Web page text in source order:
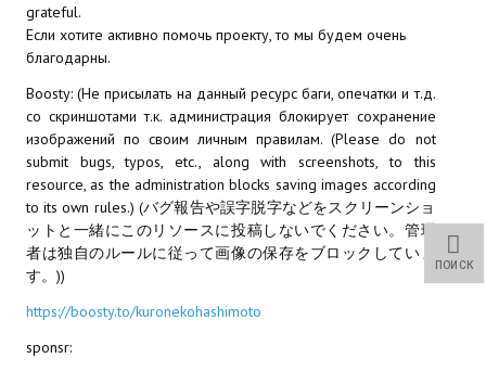
Apella CBBE SSE BodySlide (with Physics)
Apella 2.0 CBBE SSE BodySlide (with Physics)
Kitana CBBE SSE BodySlide (with Physics)
Nekomimi
New Light Skyrim SE
SB Corset Armor CBBE SSE BodySlide (with Physics)
Wedding Wear CBBE SSE BodySlide (with Physics)
Работы Тестера 55
grateful.
Если хотите активно помочь проекту, то мы будем очень
благодарны.
Boosty: (Не присылать на данный ресурс баги, опечатки и т.д.
со скриншотами т.к. администрация блокирует сохранение
изображений по своим личным правилам. (Please do not
submit bugs, typos, etc., along with screenshots, to this
resource, as the administration blocks saving images according
to its own rules.) (バグ報告や誤字脱字などをスクリーンショ
ットと一緒にこのリソースに投稿しないでください。管理
者は独自のルールに従って画像の保存をブロックしていま
す。))
https://boosty.to/kuronekohashimoto
sponsr:
ПОИСК